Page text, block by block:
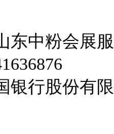
东中粉会展
银行股份有